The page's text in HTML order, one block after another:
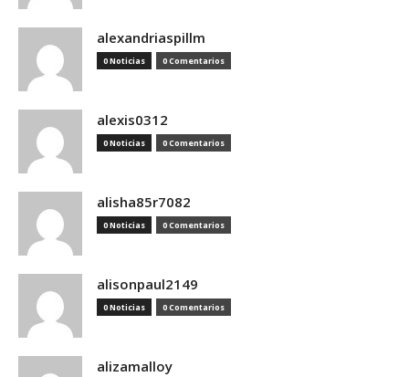
alexandriaspillm
0 Noticias 0 Comentarios
alexis0312
0 Noticias 0 Comentarios
alisha85r7082
0 Noticias 0 Comentarios
alisonpaul2149
0 Noticias 0 Comentarios
alizamalloy